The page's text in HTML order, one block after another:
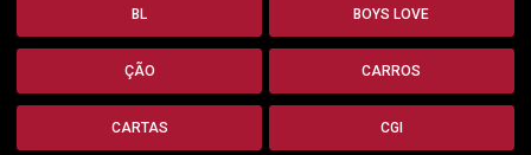
BL BOYS LOVE
ÇÃO CARROS
CARTAS CGI